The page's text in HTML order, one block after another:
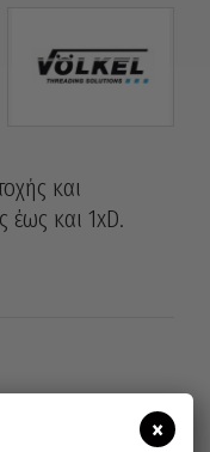
και
έως και 1xD.
×